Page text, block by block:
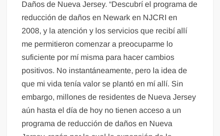
Daños de Nueva Jersey. “Descubrí el programa de
reducción de daños en Newark en NJCRI en
2008, y la atención y los servicios que recibí allí
me permitieron comenzar a preocuparme lo
suficiente por mí misma para hacer cambios
positivos. No instantáneamente, pero la idea de
que mi vida tenía valor se plantó en mí allí. Sin
embargo, millones de residentes de Nueva Jersey
aún hasta el día de hoy no tienen acceso a un
programa de reducción de daños en Nueva